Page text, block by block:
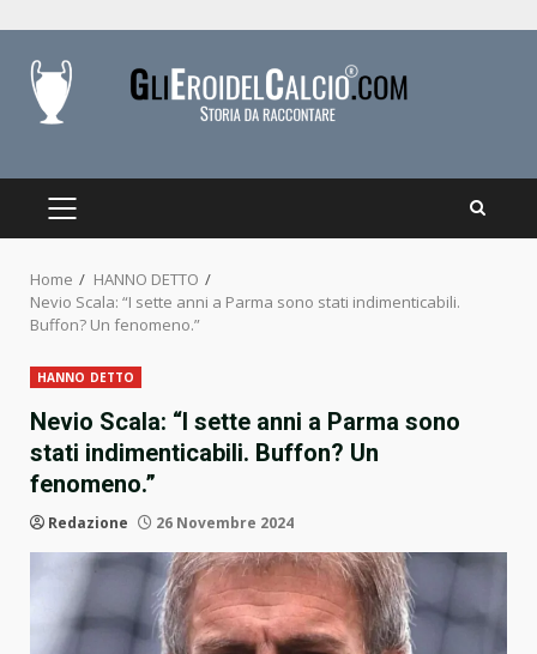
content
PRIMARY
Home
HANNO DETTO
Nevio Scala: “I sette anni a Parma sono stati indimenticabili.
Buffon? Un fenomeno.”
HANNO DETTO
Nevio Scala: “I sette anni a Parma sono
stati indimenticabili. Buffon? Un
fenomeno.”
Redazione 26 Novembre 2024